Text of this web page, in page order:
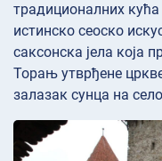
традиционалних
истинско сеоско
саксонска јела која
Торањ утврђене
залазак сунца на